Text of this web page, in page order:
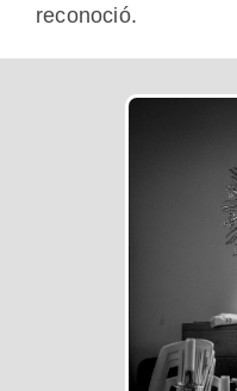
reconoció.